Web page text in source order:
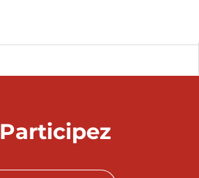
Participez